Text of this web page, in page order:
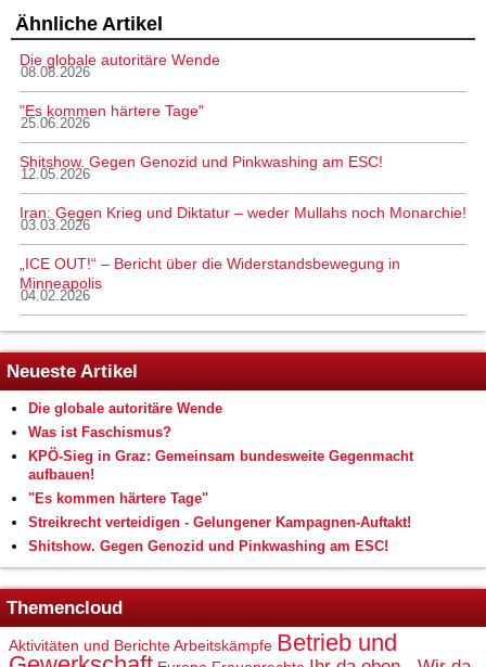
Ähnliche Artikel
Die globale autoritäre Wende
08.08.2026
"Es kommen härtere Tage"
25.06.2026
Shitshow. Gegen Genozid und Pinkwashing am ESC!
12.05.2026
Iran: Gegen Krieg und Diktatur – weder Mullahs noch Monarchie!
03.03.2026
„ICE OUT!“ – Bericht über die Widerstandsbewegung in
Minneapolis
04.02.2026
Neueste Artikel
Die globale autoritäre Wende
Was ist Faschismus?
KPÖ-Sieg in Graz: Gemeinsam bundesweite Gegenmacht
aufbauen!
"Es kommen härtere Tage"
Streikrecht verteidigen - Gelungener Kampagnen-Auftakt!
Shitshow. Gegen Genozid und Pinkwashing am ESC!
Themencloud
Aktivitäten und BerichteArbeitskämpfe Betrieb und